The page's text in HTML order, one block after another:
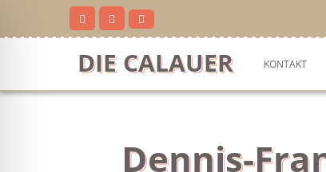
content
DIE CALAUER KONTAKT
Dennis-